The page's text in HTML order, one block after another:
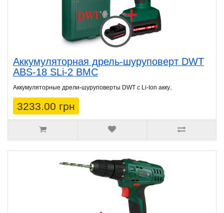
Аккумуляторная дрель-шуруповерт DWT
ABS-18 SLi-2 BMC
Аккумуляторные дрели-шуруповерты DWT с Li-Ion акку..
3233.00 грн